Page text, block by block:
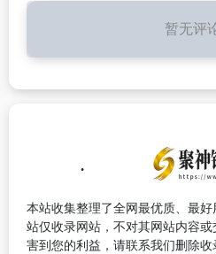
暂无评
本站收集整理了全网最优质、最
站仅收录网站，不对其网站内容
害到您的利益，请联系我们删除收